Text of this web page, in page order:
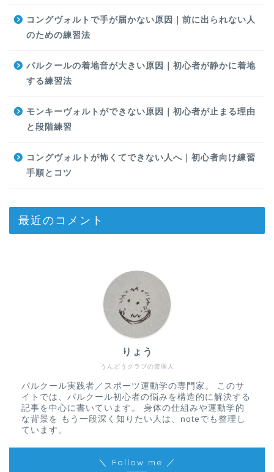
コングヴォルトで手が届かない原因｜前に出られない人
のための練習法
パルクールの着地音が大きい原因｜初心者が静かに着地
する練習法
モンキーヴォルトができない原因｜初心者が止まる理由
と段階練習
コングヴォルトが怖くてできない人へ｜初心者向け練習
手順とコツ
最近のコメント
うんどうクラブの管理人
りょう
パルクール実践者／スポーツ運動学の専門家。 このサ
イトでは、パルクール初心者の悩みを構造的に解決する
記事を中心に書いています。 身体の仕組みや運動学的
な背景を もう一段深く知りたい人は、noteでも整理し
ています。
＼ Follow me ／